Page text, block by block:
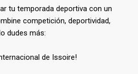
tu temporada deportiva con un
competición, deportividad,
dudes más:
de Issoire!